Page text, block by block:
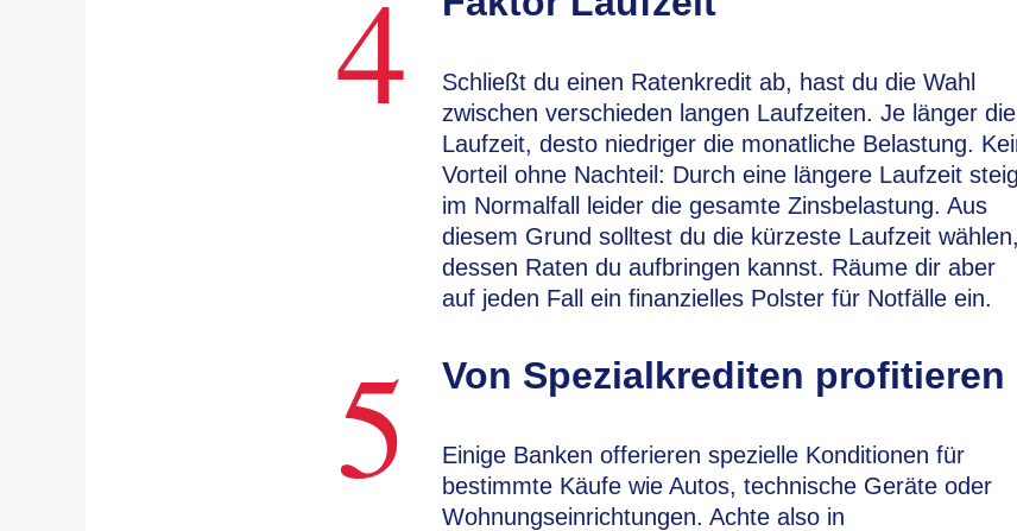
4
Schließt du einen Ratenkredit ab, hast du die Wahl
zwischen verschieden langen Laufzeiten. Je länger die
Laufzeit, desto niedriger die monatliche Belastung.
Vorteil ohne Nachteil: Durch eine längere Laufzeit
im Normalfall leider die gesamte Zinsbelastung. Aus
diesem Grund solltest du die kürzeste Laufzeit wählen,
dessen Raten du aufbringen kannst. Räume dir aber
auf jeden Fall ein finanzielles Polster für Notfälle ein.
5 Von Spezialkrediten profitieren
Einige Banken offerieren spezielle Konditionen für
bestimmte Käufe wie Autos, technische Geräte oder
Wohnungseinrichtungen. Achte also in